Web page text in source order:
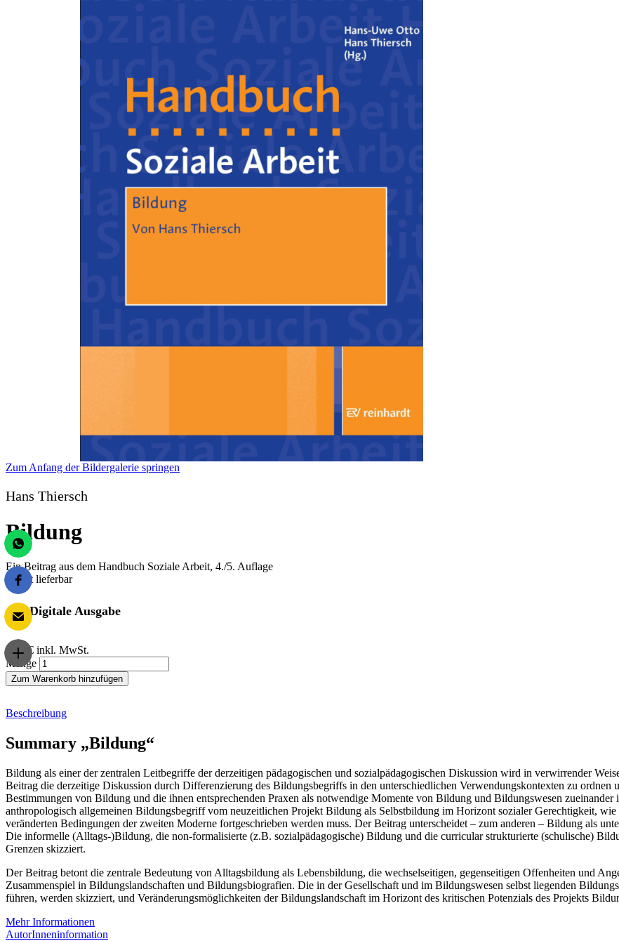
Zum Anfang der Bildergalerie springen
Hans Thiersch
Bildung
Ein Beitrag aus dem Handbuch Soziale Arbeit, 4./5. Auflage
Sofort lieferbar
Digitale Ausgabe
7,00 € inkl. MwSt.
Menge
Zum Warenkorb hinzufügen
Beschreibung
Summary „Bildung“
Bildung als einer der zentralen Leitbegriffe der derzeitigen pädagogischen und sozialpädagogischen Diskussion wird in verwirrender
Beitrag die derzeitige Diskussion durch Differenzierung des Bildungsbegriffs in den unterschiedlichen Verwendungskontexten zu ordnen
Bestimmungen von Bildung und die ihnen entsprechenden Praxen als notwendige Momente von Bildung und Bildungswesen
anthropologisch allgemeinen Bildungsbegriff vom neuzeitlichen Projekt Bildung als Selbstbildung im Horizont sozialer Gerechtigkeit,
veränderten Bedingungen der zweiten Moderne fortgeschrieben werden muss. Der Beitrag unterscheidet – zum anderen – Bildung als
Die informelle (Alltags-)Bildung, die non-formalisierte (z.B. sozialpädagogische) Bildung und die curricular strukturierte (schulische)
Grenzen skizziert.
Der Beitrag betont die zentrale Bedeutung von Alltagsbildung als Lebensbildung, die wechselseitigen, gegenseitigen Offenheiten und
Zusammenspiel in Bildungslandschaften und Bildungsbiografien. Die in der Gesellschaft und im Bildungswesen selbst liegenden
führen, werden skizziert, und Veränderungsmöglichkeiten der Bildungslandschaft im Horizont des kritischen Potenzials des Projekts
Mehr Informationen
AutorInneninformation